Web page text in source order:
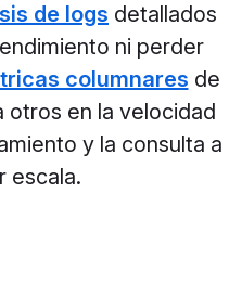
de logs detallados
ni perder
columnares de
otros en la velocidad
y la consulta a
escala.